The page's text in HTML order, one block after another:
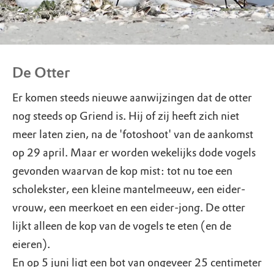
De Otter
Er komen steeds nieuwe aanwijzingen dat de otter
nog steeds op Griend is. Hij of zij heeft zich niet
meer laten zien, na de 'fotoshoot' van de aankomst
op 29 april. Maar er worden wekelijks dode vogels
gevonden waarvan de kop mist: tot nu toe een
scholekster, een kleine mantelmeeuw, een eider-
vrouw, een meerkoet en een eider-jong. De otter
lijkt alleen de kop van de vogels te eten (en de
eieren).
En op 5 juni ligt een bot van ongeveer 25 centimeter